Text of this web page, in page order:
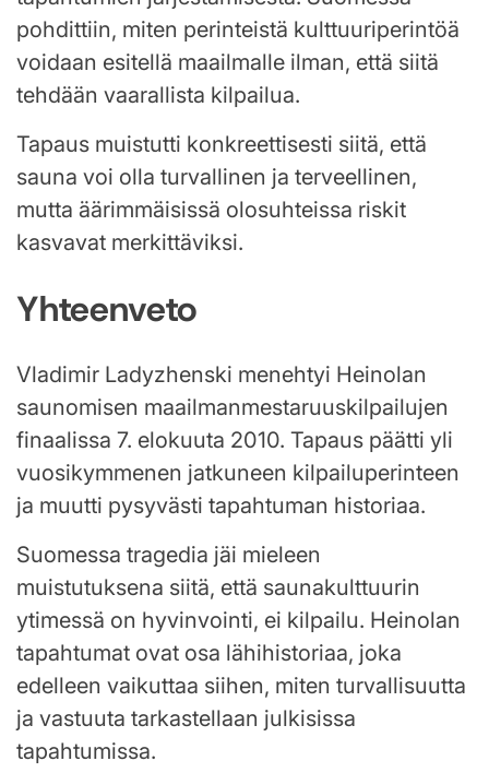
pohdittiin, miten perinteistä kulttuuriperintöä
voidaan esitellä maailmalle ilman, että siitä
tehdään vaarallista kilpailua.
Tapaus muistutti konkreettisesti siitä, että
sauna voi olla turvallinen ja terveellinen,
mutta äärimmäisissä olosuhteissa riskit
kasvavat merkittäviksi.
Yhteenveto
Vladimir Ladyzhenski menehtyi Heinolan
saunomisen maailmanmestaruuskilpailujen
finaalissa 7. elokuuta 2010. Tapaus päätti yli
vuosikymmenen jatkuneen kilpailuperinteen
ja muutti pysyvästi tapahtuman historiaa.
Suomessa tragedia jäi mieleen
muistutuksena siitä, että saunakulttuurin
ytimessä on hyvinvointi, ei kilpailu. Heinolan
tapahtumat ovat osa lähihistoriaa, joka
edelleen vaikuttaa siihen, miten turvallisuutta
ja vastuuta tarkastellaan julkisissa
tapahtumissa.